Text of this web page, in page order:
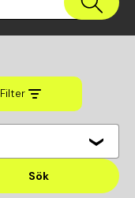
Filter
Sök